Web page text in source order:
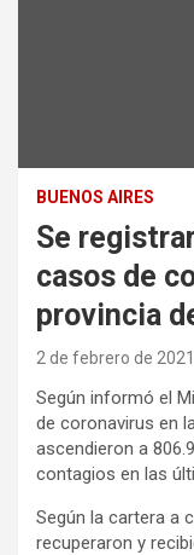
BUENOS AIRES
Se
casos de
provincia
2 de febrero de 2021
Según informó el
de coronavirus en
ascendieron a
contagios en las
Según la cartera a
recuperaron y